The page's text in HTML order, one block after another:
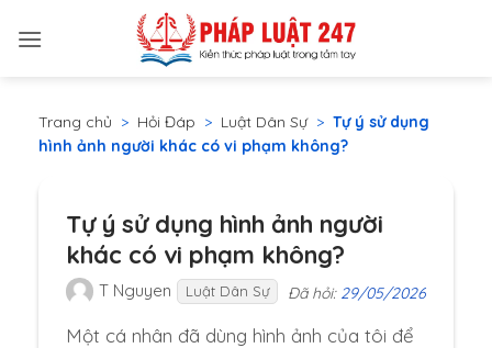
qua
Trang chủ > Hỏi Đáp > Luật Dân Sự> Tự ý sử dụng
hình ảnh người khác có vi phạm không?
Tự ý sử dụng hình ảnh người
khác có vi phạm không?
T Nguyen Luật Dân Sự Đã hỏi: 29/05/2026
Một cá nhân đã dùng hình ảnh của tôi để